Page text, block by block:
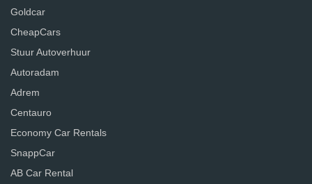
Goldcar
CheapCars
Stuur Autoverhuur
Autoradam
Adrem
Centauro
Economy Car Rentals
SnappCar
AB Car Rental